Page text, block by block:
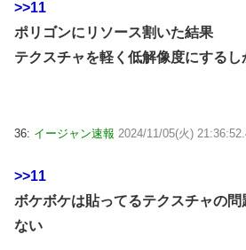
>>11
ポリゴンにリソース割いた結果
テクスチャを軽く低解像度にする
36: イージャン速報 2024/11/05(火)
>>11
ボケボケは貼ってるテクスチャの
ない